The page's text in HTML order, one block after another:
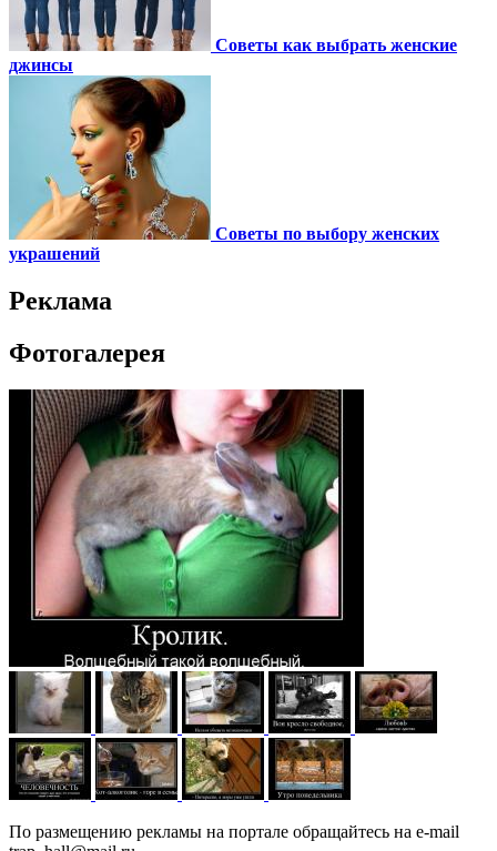
Советы как выбрать женские
джинсы
Советы по выбору женских
украшений
Реклама
Фотогалерея
По размещению рекламы на портале обращайтесь на e-mail